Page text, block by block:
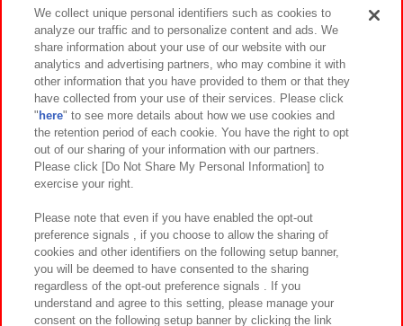
イベント・キャンペーン
関連会社 サステナビリティ サイトポリシー
プライバシーポリシー ウェブアクセシビリティ方針と検証結果
お取引先さまとともに
カスタマーハラスメント対応方針 よくあるご質問・お問い合わせ
We collect unique personal identifiers such as cookies to
analyze our traffic and to personalize content and ads. We
share information about your use of our website with our
analytics and advertising partners, who may combine it with
other information that you have provided to them or that they
have collected from your use of their services. Please click
" here" to see more details about how we use cookies and
the retention period of each cookie. You have the right to opt
out of our sharing of your information with our partners.
Please click [Do Not Share My Personal Information] to
exercise your right.
Please note that even if you have enabled the opt-out
preference signals , if you choose to allow the sharing of
cookies and other identifiers on the following setup banner,
you will be deemed to have consented to the sharing
regardless of the opt-out preference signals . If you
understand and agree to this setting, please manage your
consent on the following setup banner by clicking the link